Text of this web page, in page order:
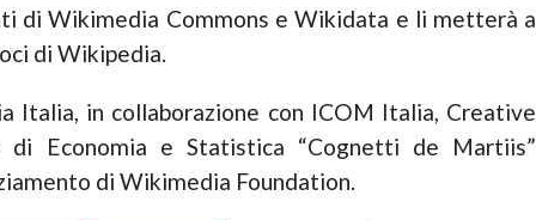
di Wikimedia Commons e Wikidata e li metterà a
di Wikipedia.
Italia, in collaborazione con ICOM Italia, Creative
Economia e Statistica “Cognetti de Martiis”
di Wikimedia Foundation.